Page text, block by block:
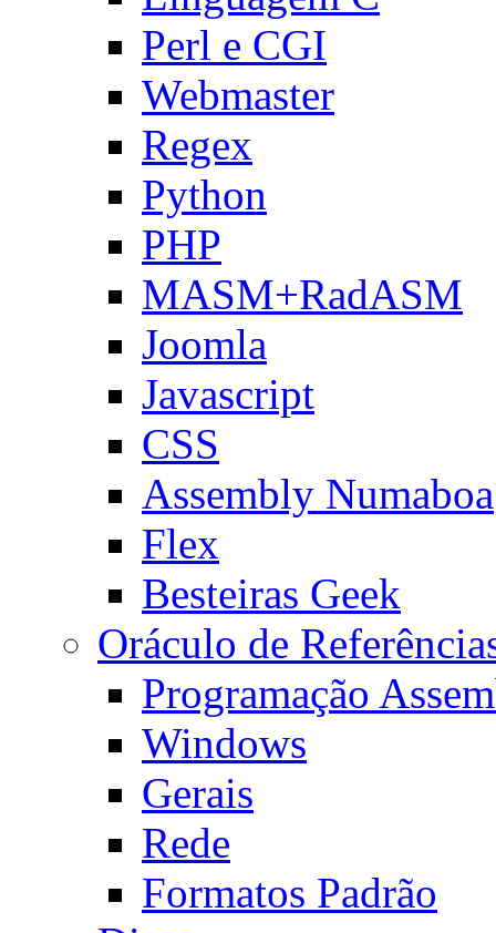
Perl e CGI
Webmaster
Regex
Python
PHP
MASM+RadASM
Joomla
Javascript
CSS
Assembly Numaboa
Flex
Besteiras Geek
Oráculo de
Programação
Windows
Gerais
Rede
Formatos Padrão